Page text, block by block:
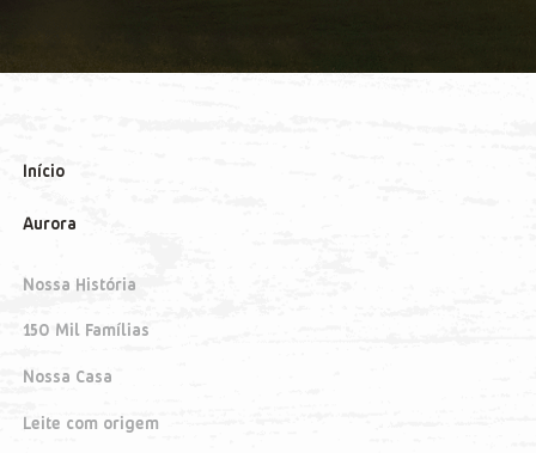
Início
Aurora
Nossa História
150 Mil Famílias
Nossa Casa
Leite com origem